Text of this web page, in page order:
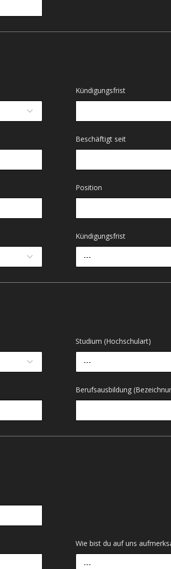
Kündigungsfrist
Beschäftigt seit
Position
Kündigungsfrist
---
Studium (Hochschulart)
---
Berufsausbildung
Wie bist du auf uns
---